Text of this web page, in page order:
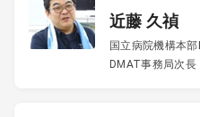
近藤 久禎
国立病院機構本
DMAT事務局次長